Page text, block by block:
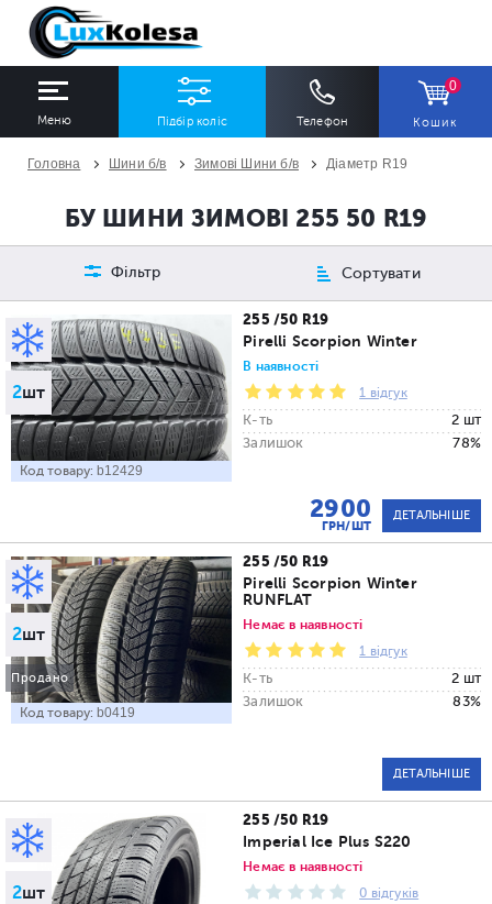
Меню Підбір коліс Телефон
0
Кошик
Всі Всі
Діаметр
Всі
Сезон
Всі
Кількість
Всі
ПІДІБРАТИ
Головна Шини б/в Зимові Шини б/в Діаметр R19
БУ ШИНИ ЗИМОВІ 255 50 R19
Фільтр Сортувати
2шт
Код товару: b12429
255 /50 R19
Pirelli Scorpion Winter
В наявності
1 відгук
К-ть
2 шт
Залишок
78%
2900
ГРН/ШТ
ДЕТАЛЬНІШЕ
2шт
Продано
Код товару: b0419
255 /50 R19
Pirelli Scorpion Winter
RUNFLAT
Немає в наявності
1 відгук
К-ть
2 шт
Залишок
83%
ДЕТАЛЬНІШЕ
2шт
255 /50 R19
Imperial Ice Plus S220
Немає в наявності
0 відгуків